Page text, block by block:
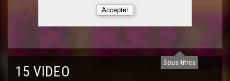
Sous-titres
15 VIDEOImplij ar vaionetez er C'hentañ Brezel-bed - An Istor Livet